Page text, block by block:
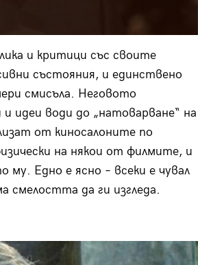
и критици със своите
състояния, и единствено
смисъла. Неговото
идеи води до „натоварване“ на
от киносалоните по
на някои от филмите, и
Едно е ясно – всеки е чувал
смелостта да ги изгледа.